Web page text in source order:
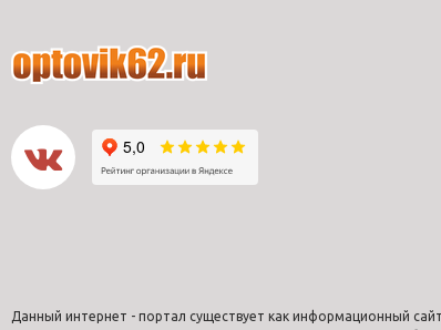
Данный интернет - портал существует как информационный